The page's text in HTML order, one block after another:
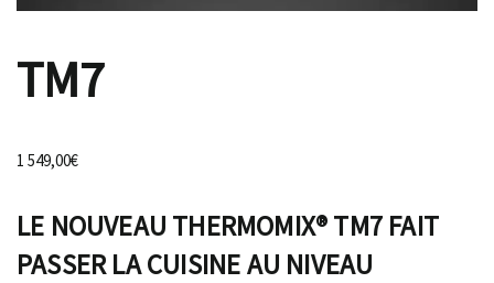
TM7
1 549,00€
LE NOUVEAU THERMOMIX® TM7 FAIT
PASSER LA CUISINE AU NIVEAU